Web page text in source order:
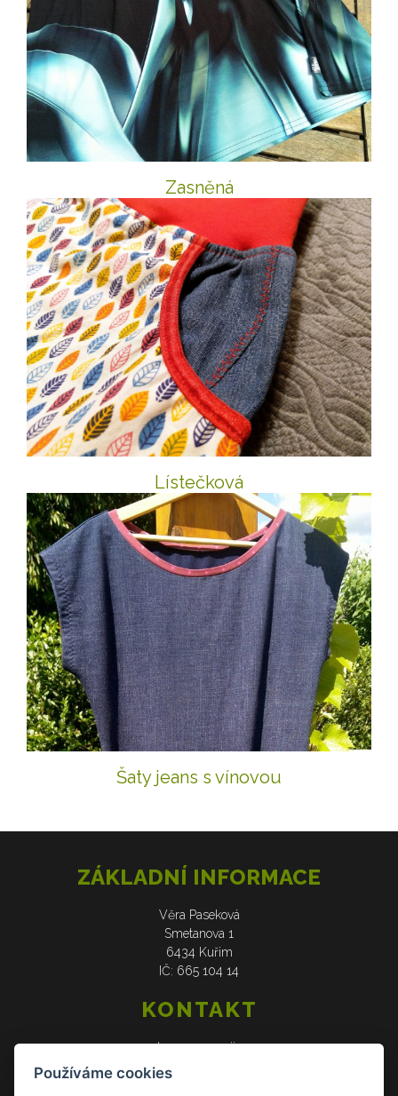
Zasněná
Lístečková
Šaty jeans s vínovou
ZÁKLADNÍ INFORMACE
Věra Paseková
Smetanova 1
6434 Kuřim
IČ: 665 104 14
KONTAKT
web: www.verasije.cz
email: obchudek@verasije.cz
Používáme cookies